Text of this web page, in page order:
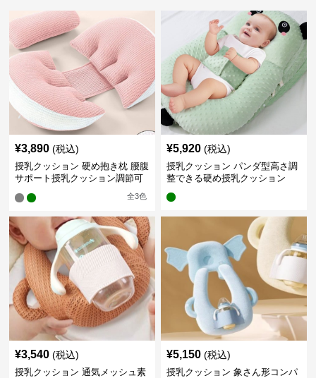
¥3,890 (税込)
授乳クッション 硬め抱き枕 腰腹
サポート授乳クッション調節可
全3色
¥5,920 (税込)
授乳クッション パンダ型高さ調
整できる硬め授乳クッション
¥3,540 (税込)
授乳クッション 通気メッシュ素
¥5,150 (税込)
授乳クッション 象さん形コンパ